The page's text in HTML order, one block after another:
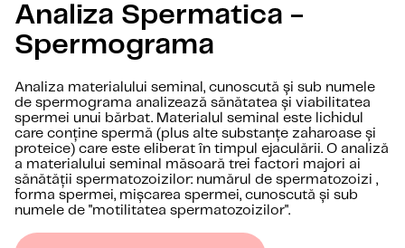
Analiza Spermatica -
Spermograma
Analiza materialului seminal, cunoscută și sub numele
de spermograma analizează sănătatea și viabilitatea
spermei unui bărbat. Materialul seminal este lichidul
care conține spermă (plus alte substanțe zaharoase și
proteice) care este eliberat în timpul ejaculării. O analiză
a materialului seminal măsoară trei factori majori ai
sănătății spermatozoizilor: numărul de spermatozoizi ,
forma spermei, mișcarea spermei, cunoscută și sub
numele de "motilitatea spermatozoizilor".